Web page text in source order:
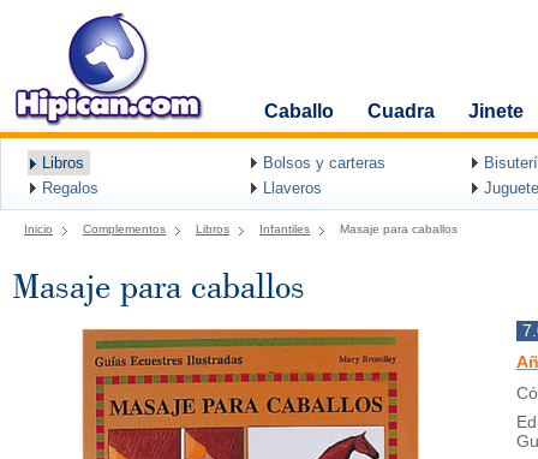
Caballo Cuadra Jinete
Libros Bolsos y carteras
Regalos
Llaveros
Inicio Complementos Libros Infantiles Masaje para caballos
Masaje para caballos